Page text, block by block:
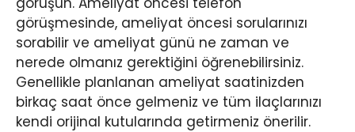
görüşmesinde, ameliyat öncesi sorularınızı
sorabilir ve ameliyat günü ne zaman ve
nerede olmanız gerektiğini öğrenebilirsiniz.
Genellikle planlanan ameliyat saatinizden
birkaç saat önce gelmeniz ve tüm ilaçlarınızı
kendi orijinal kutularında getirmeniz önerilir.